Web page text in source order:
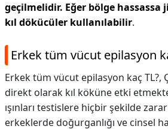
geçilmelidir. Eğer bölge
kıl dökücüler kullanılabilir.
Erkek tüm vücut epilasyon
Erkek tüm vücut epilasyon kaç TL?,
direkt olarak kıl köküne etki
ışınları testislere hiçbir şekilde
erkeklerde doğurganlığı ve cinsel